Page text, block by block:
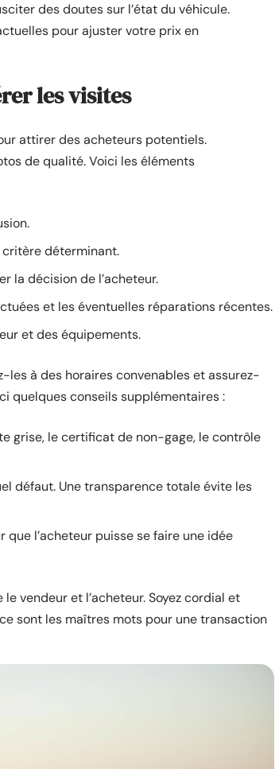
des doutes sur l’état du véhicule.
pour ajuster votre prix en
les visites
attirer des acheteurs potentiels.
de qualité. Voici les éléments
critère déterminant.
la décision de l’acheteur.
et les éventuelles réparations récentes.
et des équipements.
les à des horaires convenables et assurez-
quelques conseils supplémentaires :
grise, le certificat de non-gage, le contrôle
défaut. Une transparence totale évite les
que l’acheteur puisse se faire une idée
vendeur et l’acheteur. Soyez cordial et
sont les maîtres mots pour une transaction